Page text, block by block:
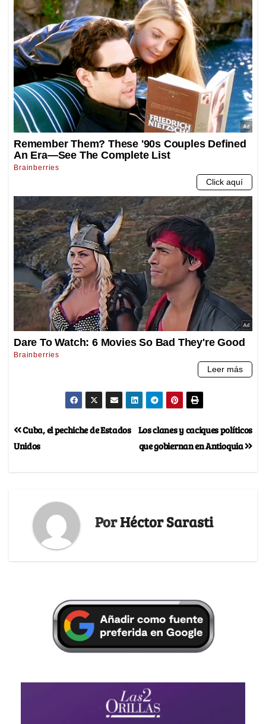
Los clanes y caciques políticos
que gobiernan en Antioquia
Cuba, el pechiche de Estados
Unidos
PorHéctor Sarasti